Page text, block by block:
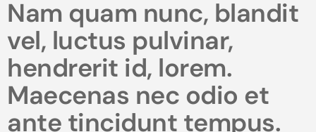
Nam quam nunc, blandit
vel, luctus pulvinar,
hendrerit id, lorem.
Maecenas nec odio et
ante tincidunt tempus.